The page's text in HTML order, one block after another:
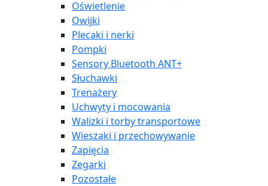
Oświetlenie
Owijki
Plecaki i nerki
Pompki
Sensory Bluetooth ANT+
Słuchawki
Trenażery
Uchwyty i mocowania
Walizki i torby transportowe
Wieszaki i przechowywanie
Zapięcia
Zegarki
Pozostałe